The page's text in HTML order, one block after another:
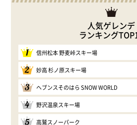
人気ゲレンデ
ランキング
1 信州松本 野麦峠スキー場
2 妙高 杉ノ原スキー場
3 ヘブンスそのはら SNOW WORLD
4 野沢温泉スキー場
5 高鷲スノーパーク